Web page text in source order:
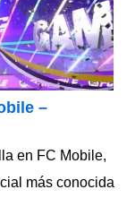
–
en FC Mobile,
más conocida